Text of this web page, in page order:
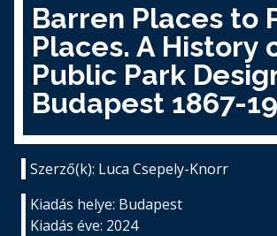
Barren Places to
Places. A History
Public Park
Budapest 1867-
Szerző(k): Luca Csepely-Knorr
Kiadás helye: Budapest
Kiadás éve: 2024